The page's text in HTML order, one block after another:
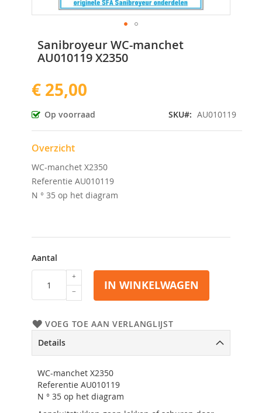
Sanibroyeur WC-manchet
AU010119 X2350
€ 25,00
Op voorraad SKU AU010119
Overzicht
WC-manchet X2350
Referentie AU010119
N ° 35 op het diagram
Aantal
IN WINKELWAGEN
VOEG TOE AAN VERLANGLIJST
naar
het
van
de
afbeeldingen-
gallerij
Details
WC-manchet X2350
Referentie AU010119
N ° 35 op het diagram